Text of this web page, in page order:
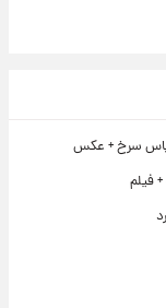
لباس سرخ + عکس